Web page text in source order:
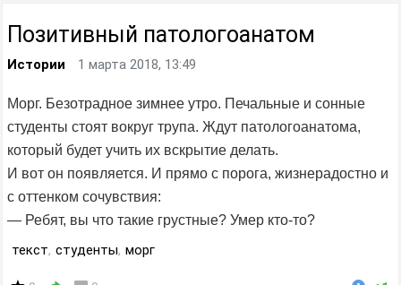
Позитивный патологоанатом
Истории 1 марта 2018, 13:49
Морг. Безотрадное зимнее утро. Печальные и сонные
студенты стоят вокруг трупа. Ждут патологоанатома,
который будет учить их вскрытие делать.
И вот он появляется. И прямо с порога, жизнерадостно и
с оттенком сочувствия:
— Ребят, вы что такие грустные? Умер кто-то?
текст, студенты, морг